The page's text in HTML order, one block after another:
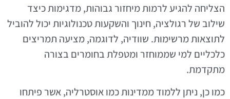
הצליחה להגיע לרמות מיחזור גבוהות, מדגימות כיצד
שילוב של רגולציה, חינוך והשקעות טכנולוגיות יכול להוביל
לתוצאות מרשימות. שוודיה, לדוגמה, מציעה תמריצים
כלכליים למי שממוחזר ומטפלת בחומרים בצורה
מתקדמת.
כמו כן, ניתן ללמוד ממדינות כמו אוסטרליה, אשר פיתחו